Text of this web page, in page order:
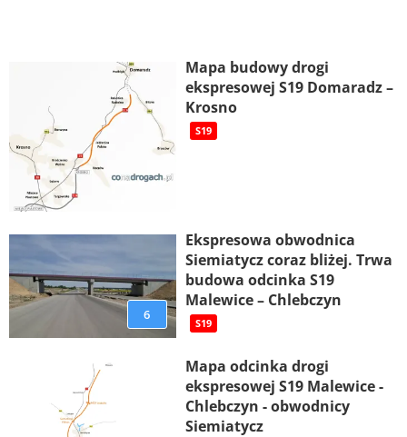
Mapa budowy drogi
ekspresowej S19 Domaradz –
Krosno
S19
6
Ekspresowa obwodnica
Siemiatycz coraz bliżej. Trwa
budowa odcinka S19
Malewice – Chlebczyn
S19
Mapa odcinka drogi
ekspresowej S19 Malewice -
Chlebczyn - obwodnicy
Siemiatycz